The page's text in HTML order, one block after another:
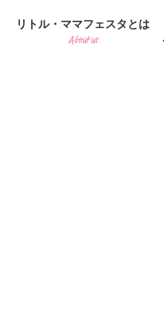
リトル・ママフェスタとは
About us